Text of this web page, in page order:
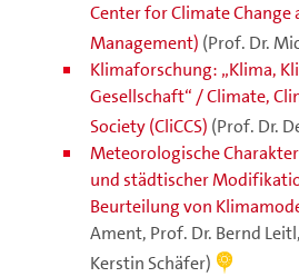
Center for Climate Change
Management) (Prof. Dr.
Klimaforschung: „Klima,
Gesellschaft“ / Climate,
Society (CliCCS) (Prof. Dr.
Meteorologische
und städtischer
Beurteilung von
Ament, Prof. Dr. Bernd
Kerstin Schäfer)